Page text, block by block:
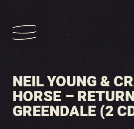
NEIL YOUNG &
HORSE –
GREENDALE (2